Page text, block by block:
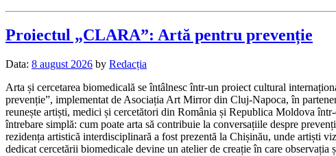
Proiectul „CLARA”: Artă pentru prevenție
Data: 8 august 2026 by Redacția
Arta și cercetarea biomedicală se întâlnesc într-un proiect cultural
prevenție”, implementat de Asociația Art Mirror din Cluj-Napoca, în
reunește artiști, medici și cercetători din România și Republica Moldova
întrebare simplă: cum poate arta să contribuie la conversațiile despre
rezidența artistică interdisciplinară a fost prezentă la Chișinău, unde artiști
dedicat cercetării biomedicale devine un atelier de creație în care